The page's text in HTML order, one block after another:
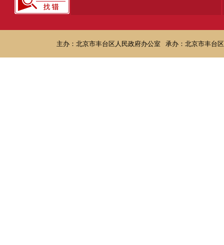
主办：北京市丰台区人民政府办公室 承办：北京市丰台